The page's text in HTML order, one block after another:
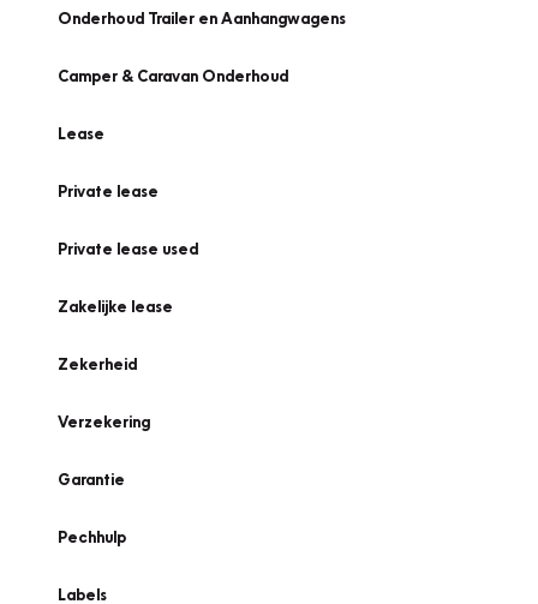
Onderhoud Trailer en Aanhangwagens
Camper & Caravan Onderhoud
Lease
Private lease
Private lease used
Zakelijke lease
Zekerheid
Verzekering
Garantie
Pechhulp
Labels